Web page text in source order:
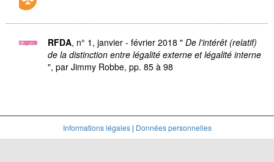
RFDA, n° 1, janvier - février 2018 " De l'intérêt (relatif)
de la distinction entre légalité externe et légalité interne
", par Jimmy Robbe, pp. 85 à 98
Informations légales| Données personnelles